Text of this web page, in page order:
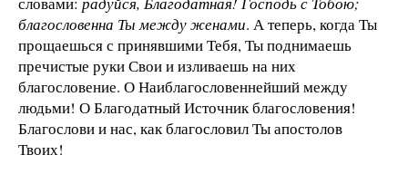
благословенна Ты между женами. А теперь, когда Ты
прощаешься с принявшими Тебя, Ты поднимаешь
пречистые руки Свои и изливаешь на них
благословение. О Наиблагословеннейший между
людьми! О Благодатный Источник благословения!
Благослови и нас, как благословил Ты апостолов
Твоих!